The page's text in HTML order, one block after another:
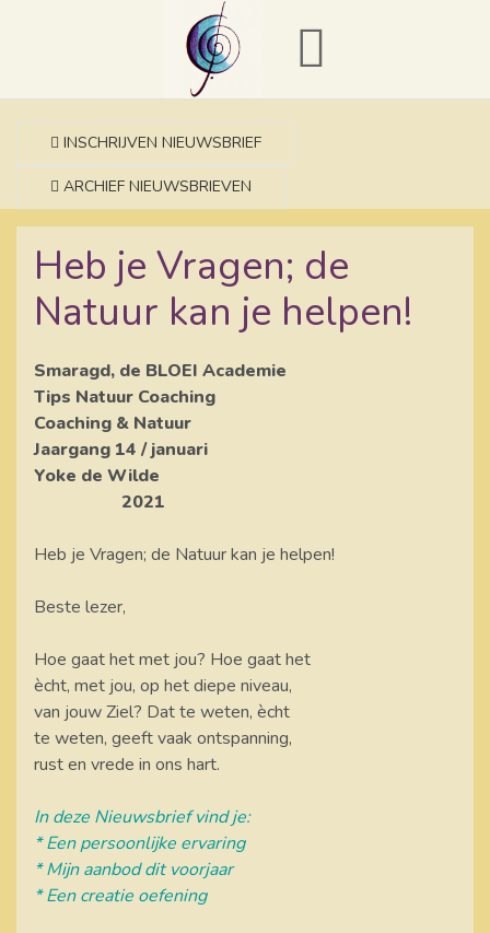
INSCHRIJVEN NIEUWSBRIEF
ARCHIEF NIEUWSBRIEVEN
Heb je Vragen; de
Natuur kan je helpen!
Smaragd, de BLOEI Academie
Tips Natuur Coaching
Coaching & Natuur
Jaargang 14 / januari
Yoke de Wilde
2021
Heb je Vragen; de Natuur kan je helpen!
Beste lezer,
Hoe gaat het met jou? Hoe gaat het
ècht, met jou, op het diepe niveau,
van jouw Ziel? Dat te weten, ècht
te weten, geeft vaak ontspanning,
rust en vrede in ons hart.
In deze Nieuwsbrief vind je:
* Een persoonlijke ervaring
* Mijn aanbod dit voorjaar
* Een creatie oefening